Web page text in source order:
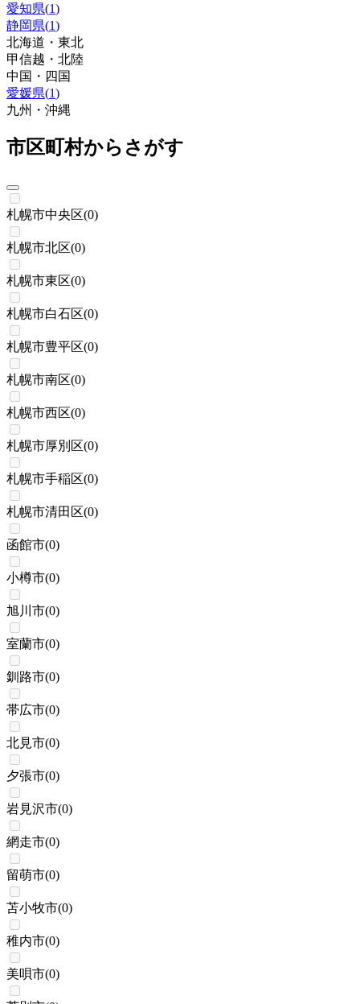
愛知県(1)
静岡県(1)
北海道・東北
甲信越・北陸
中国・四国
愛媛県(1)
九州・沖縄
市区町村からさがす
札幌市中央区(0)
札幌市北区(0)
札幌市東区(0)
札幌市白石区(0)
札幌市豊平区(0)
札幌市南区(0)
札幌市西区(0)
札幌市厚別区(0)
札幌市手稲区(0)
札幌市清田区(0)
函館市(0)
小樽市(0)
旭川市(0)
室蘭市(0)
釧路市(0)
帯広市(0)
北見市(0)
夕張市(0)
岩見沢市(0)
網走市(0)
留萌市(0)
苫小牧市(0)
稚内市(0)
美唄市(0)